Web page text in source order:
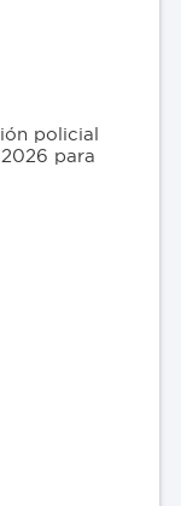
policial
para